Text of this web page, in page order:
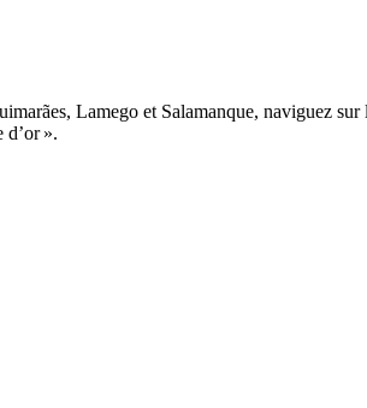
Lamego et Salamanque, naviguez
d’or ».